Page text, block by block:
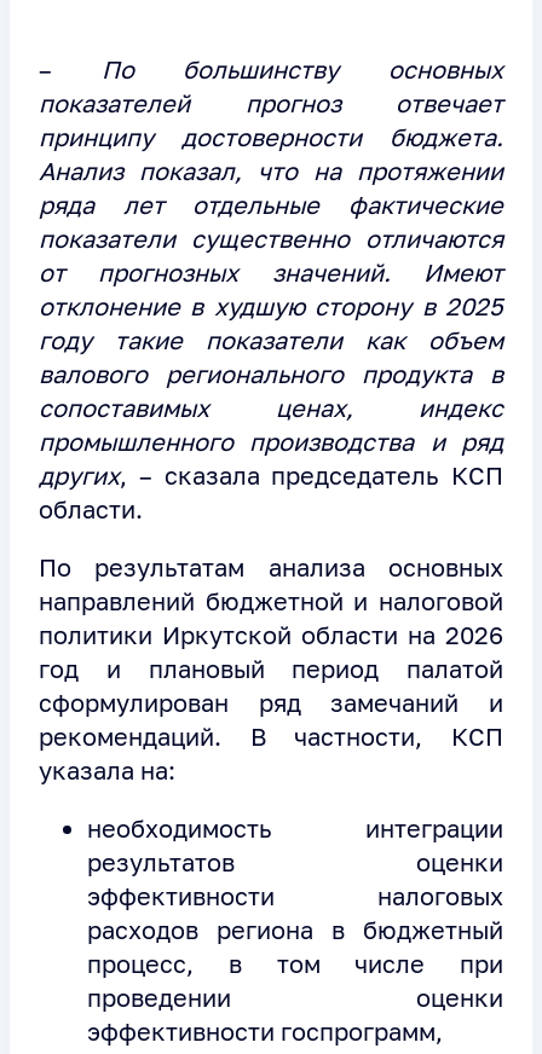
– По большинству основных
показателей прогноз отвечает
принципу достоверности бюджета.
Анализ показал, что на протяжении
ряда лет отдельные фактические
показатели существенно отличаются
от прогнозных значений. Имеют
отклонение в худшую сторону в 2025
году такие показатели как объем
валового регионального продукта в
сопоставимых ценах, индекс
промышленного производства и ряд
других, – сказала председатель КСП
области.
По результатам анализа основных
направлений бюджетной и налоговой
политики Иркутской области на 2026
год и плановый период палатой
сформулирован ряд замечаний и
рекомендаций. В частности, КСП
указала на:
необходимость интеграции
результатов оценки
эффективности налоговых
расходов региона в бюджетный
процесс, в том числе при
проведении оценки
эффективности госпрограмм,